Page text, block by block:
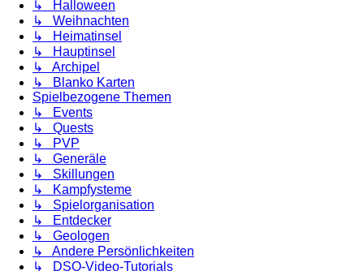
↳ Halloween
↳ Weihnachten
↳ Heimatinsel
↳ Hauptinsel
↳ Archipel
↳ Blanko Karten
Spielbezogene Themen
↳ Events
↳ Quests
↳ PVP
↳ Generäle
↳ Skillungen
↳ Kampfysteme
↳ Spielorganisation
↳ Entdecker
↳ Geologen
↳ Andere Persönlichkeiten
↳ DSO-Video-Tutorials